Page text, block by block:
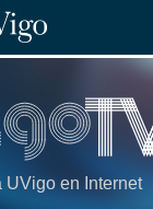
UVigo en Internet